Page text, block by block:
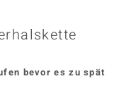
bevor es zu spät